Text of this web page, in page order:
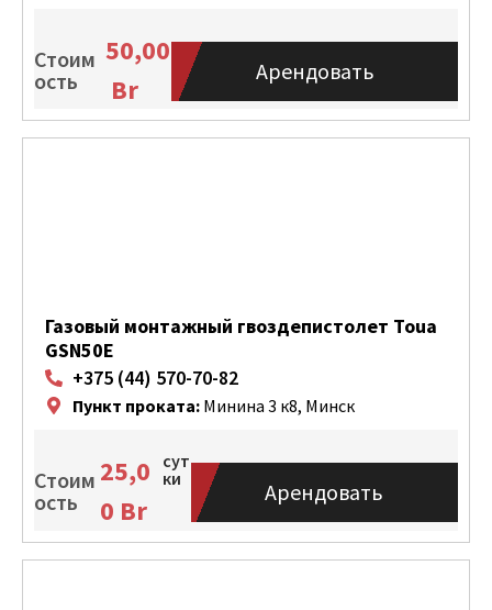
Стоим
ость
50,00
Br
Арендовать
Газовый монтажный гвоздепистолет Toua
GSN50E
+375 (44) 570-70-82
Пункт проката: Минина 3 к8, Минск
Стоим
ость
25,0
0 Br
сут
ки
Арендовать